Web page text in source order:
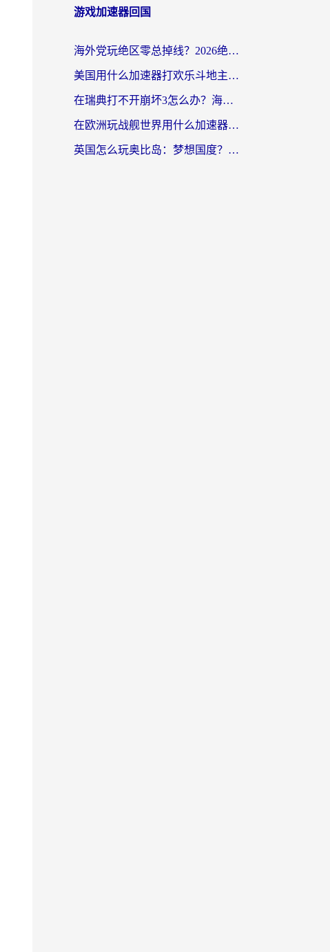
游戏加速器回国
海外党玩绝区零总掉线？2026绝区零加速器推荐+跨平台国服游戏加速攻略
美国用什么加速器打欢乐斗地主？海外党亲测有效的国服游戏加速指南
在瑞典打不开崩坏3怎么办？海外玩家亲测有效的国服游戏加速指南
在欧洲玩战舰世界用什么加速器比较好用？老玩家亲测有效的低延迟方案
英国怎么玩奥比岛：梦想国度？海外党不卡攻略+加速器选择秘籍